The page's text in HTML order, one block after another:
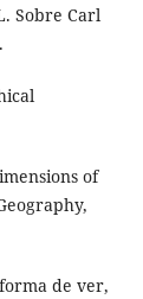
Sobre Carl
of
forma de ver,